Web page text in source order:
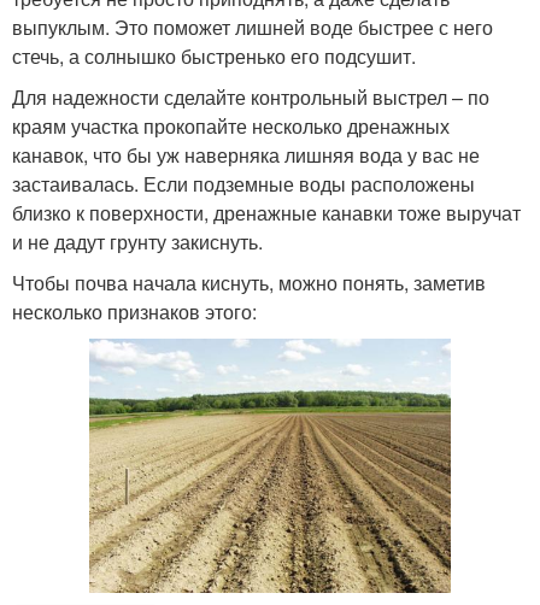
выпуклым. Это поможет лишней воде быстрее с него
стечь, а солнышко быстренько его подсушит.
Для надежности сделайте контрольный выстрел – по
краям участка прокопайте несколько дренажных
канавок, что бы уж наверняка лишняя вода у вас не
застаивалась. Если подземные воды расположены
близко к поверхности, дренажные канавки тоже выручат
и не дадут грунту закиснуть.
Чтобы почва начала киснуть, можно понять, заметив
несколько признаков этого: